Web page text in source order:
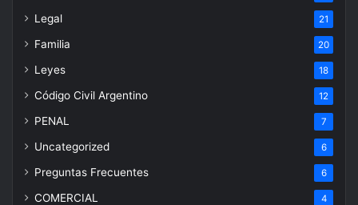
Legal 21
Familia 20
Leyes 18
Código Civil Argentino 12
PENAL 7
Uncategorized 6
Preguntas Frecuentes 6
COMERCIAL 4